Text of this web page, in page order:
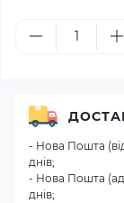
- Нова Пошта
днів;
- Нова Пошта
днів;